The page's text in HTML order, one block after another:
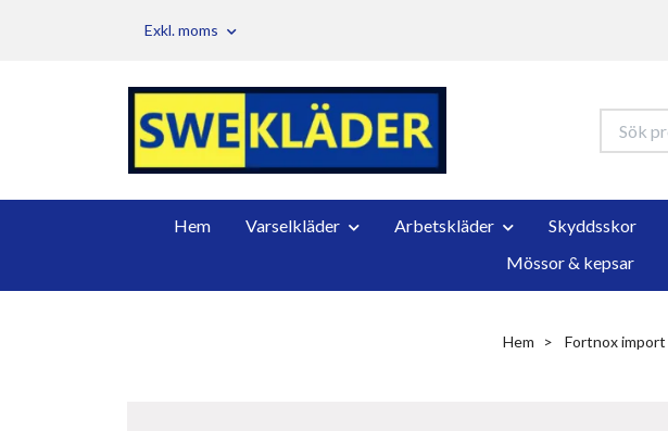
Exkl. moms
Hem Varselkläder Arbetskläder Skyddsskor
Mössor & kepsar
Hem Fortnox import